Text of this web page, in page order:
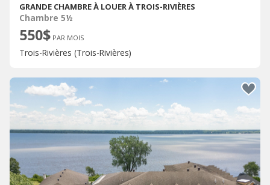
GRANDE CHAMBRE À LOUER À TROIS-RIVIÈRES
Chambre 5½
550$ PAR MOIS
Trois-Rivières (Trois-Rivières)